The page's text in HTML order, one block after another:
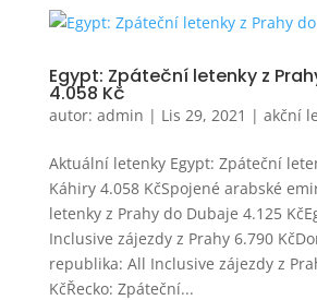
Egypt: Zpáteční letenky z
4.058 Kč
autor: admin | Lis 29, 2021 | akční
Aktuální letenky Egypt: Zpáteční
Káhiry 4.058 KčSpojené arabské
letenky z Prahy do Dubaje 4.125
Inclusive zájezdy z Prahy 6.790
republika: All Inclusive zájezdy z
KčŘecko: Zpáteční...